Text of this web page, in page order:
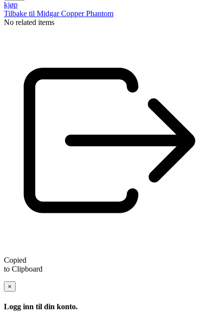
kjøp
Tilbake til Midgar Copper Phantom
No related items
Copied
to Clipboard
×
Logg inn til din konto.